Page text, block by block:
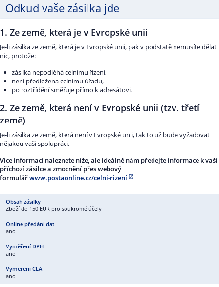
Odkud vaše zásilka jde
1. Ze země, která je v Evropské unii
Je-li zásilka ze země, která je v Evropské unii, pak v podstatě nemusíte dělat
nic, protože:
zásilka nepodléhá celnímu řízení,
není předložena celnímu úřadu,
po roztřídění směřuje přímo k adresátovi.
2. Ze země, která není v Evropské unii (tzv. třetí
země)
Je-li zásilka ze země, která není v Evropské unii, tak to už bude vyžadovat
nějakou vaši spolupráci.
Více informací naleznete níže, ale ideálně nám předejte informace k vaší
příchozí zásilce a zmocnění přes webový
formulářwww.postaonline.cz/celni-rizení
Zboží do 150 EUR pro soukromé účely
ano
ano
ano